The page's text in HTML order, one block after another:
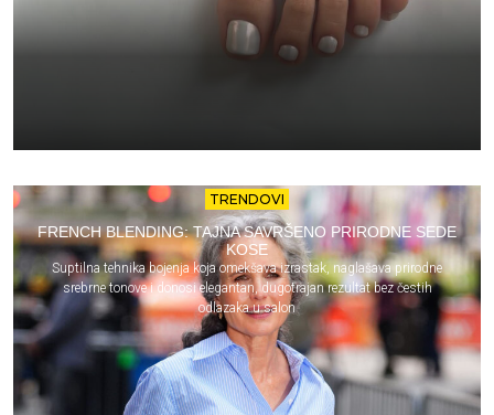
TRENDOVI
FRENCH BLENDING: TAJNA SAVRŠENO PRIRODNE SEDE
KOSE
Suptilna tehnika bojenja koja omekšava izrastak, naglašava prirodne
srebrne tonove i donosi elegantan, dugotrajan rezultat bez čestih
odlazaka u salon